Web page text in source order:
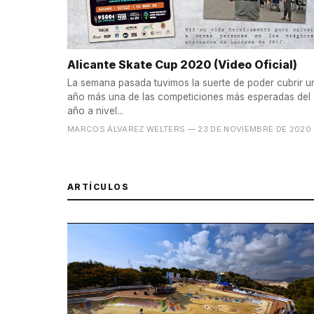
Alicante Skate Cup 2020 (Video Oficial)
La semana pasada tuvimos la suerte de poder cubrir
año más una de las competiciones más esperadas del
año a nivel...
MARCOS ÁLVAREZ WELTERS — 23 DE NOVIEMBRE DE 2020
ARTÍCULOS